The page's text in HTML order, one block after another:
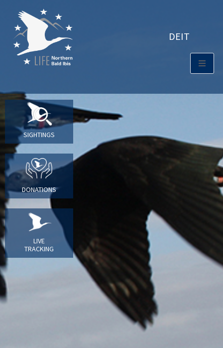
DEIT
SIGHTINGS
DONATIONS
LIVE
TRACKING